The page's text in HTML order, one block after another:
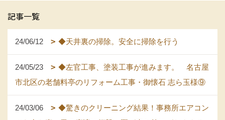
記事一覧
24/06/12 ◆天井裏の掃除。安全に掃除を行う
24/05/23
◆左官工事、塗装工事が進みます。 名古屋
市北区の老舗料亭のリフォーム工事・御懐石 志ら玉様⑨
24/03/06
◆驚きのクリーニング結果！事務所エアコン